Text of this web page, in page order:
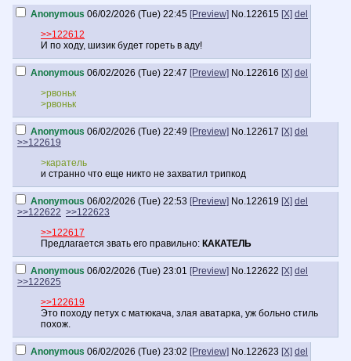
Anonymous 06/02/2026 (Tue) 22:45 [Preview] No.122615 [X] del
>>122612
И по ходу, шизик будет гореть в аду!
Anonymous 06/02/2026 (Tue) 22:47 [Preview] No.122616 [X] del
>рвоньк
>рвоньк
Anonymous 06/02/2026 (Tue) 22:49 [Preview] No.122617 [X] del
>>122619
>каратель
и странно что еще никто не захватил трипкод
Anonymous 06/02/2026 (Tue) 22:53 [Preview] No.122619 [X] del
>>122622 >>122623
>>122617
Предлагается звать его правильно: КАКАТЕЛЬ
Anonymous 06/02/2026 (Tue) 23:01 [Preview] No.122622 [X] del
>>122625
>>122619
Это походу петух с матюкача, злая аватарка, уж больно стиль
похож.
Anonymous 06/02/2026 (Tue) 23:02 [Preview] No.122623 [X] del